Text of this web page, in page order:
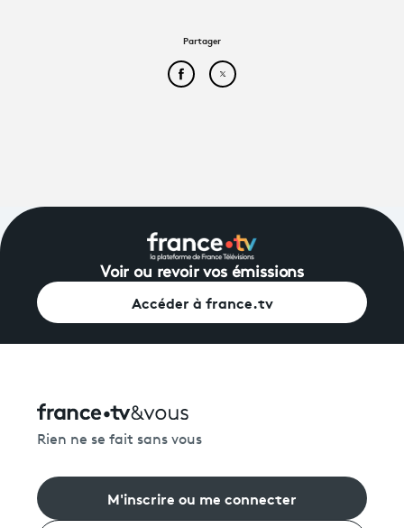
Partager
Partager cet article sur
Partager cet article sur
Voir ou revoir vos émissions
Accéder à france.tv
Rien ne se fait sans vous
M'inscrire ou me connecter